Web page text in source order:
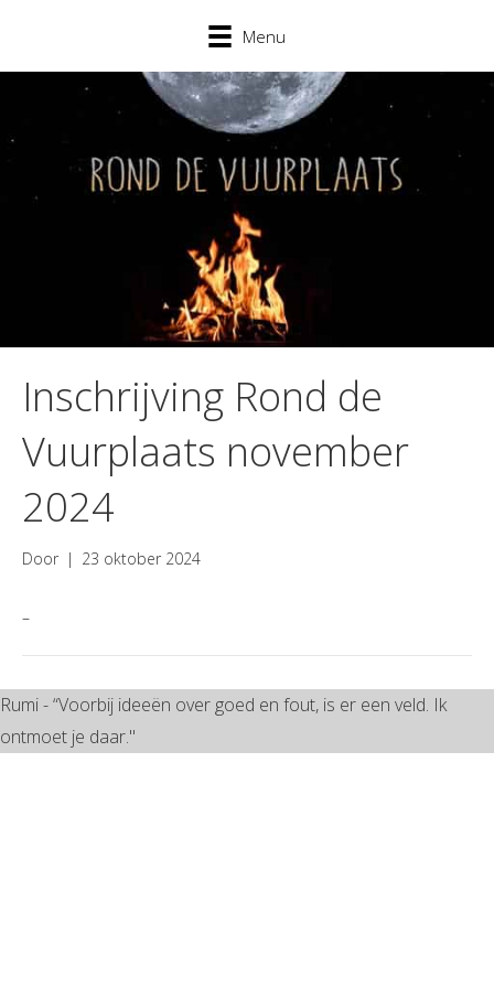
Menu
Inschrijving Rond de
Vuurplaats november
2024
Door | 23 oktober 2024
–
Rumi - “Voorbij ideeën over goed en fout, is er een veld. Ik
ontmoet je daar."